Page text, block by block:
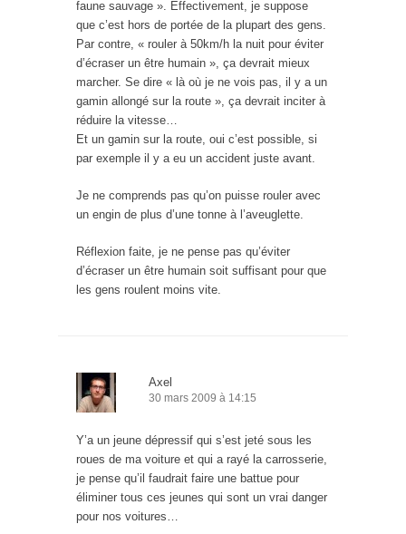
faune sauvage ». Effectivement, je suppose
que c’est hors de portée de la plupart des gens.
Par contre, « rouler à 50km/h la nuit pour éviter
d’écraser un être humain », ça devrait mieux
marcher. Se dire « là où je ne vois pas, il y a un
gamin allongé sur la route », ça devrait inciter à
réduire la vitesse…
Et un gamin sur la route, oui c’est possible, si
par exemple il y a eu un accident juste avant.
Je ne comprends pas qu’on puisse rouler avec
un engin de plus d’une tonne à l’aveuglette.
Réflexion faite, je ne pense pas qu’éviter
d’écraser un être humain soit suffisant pour que
les gens roulent moins vite.
Axel
30 mars 2009 à 14:15
Y’a un jeune dépressif qui s’est jeté sous les
roues de ma voiture et qui a rayé la carrosserie,
je pense qu’il faudrait faire une battue pour
éliminer tous ces jeunes qui sont un vrai danger
pour nos voitures…